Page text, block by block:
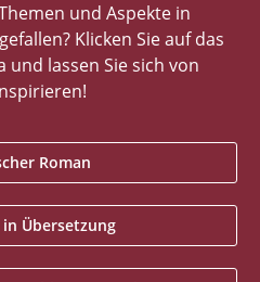
und Aspekte in
Klicken Sie auf das
und lassen Sie sich von
Roman
Übersetzung